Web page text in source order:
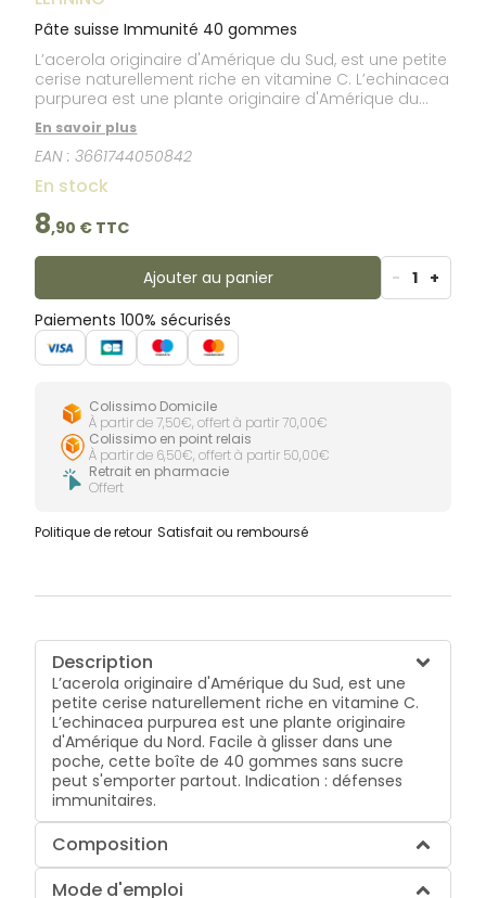
Pâte suisse Immunité 40 gommes
L’acerola originaire d'Amérique du Sud, est une petite
cerise naturellement riche en vitamine C. L’echinacea
purpurea est une plante originaire d'Amérique du
Nord. Facile à glisser dans une poche, cette boîte de
40 gommes sans sucre peut s'emporter partout.
Indication : défenses immunitaires.
En savoir plus
EAN :3661744050842
En stock
8,90 € TTC
Ajouter au panier - 1 +
Paiements 100% sécurisés
Colissimo Domicile
À partir de 7,50€, offert à partir 70,00€
Colissimo en point relais
À partir de 6,50€, offert à partir 50,00€
Retrait en pharmacie
Offert
Politique de retour Satisfait ou remboursé
Description
L’acerola originaire d'Amérique du Sud, est une
petite cerise naturellement riche en vitamine C.
L’echinacea purpurea est une plante originaire
d'Amérique du Nord. Facile à glisser dans une
poche, cette boîte de 40 gommes sans sucre
peut s'emporter partout. Indication : défenses
immunitaires.
Composition
Mode d'emploi